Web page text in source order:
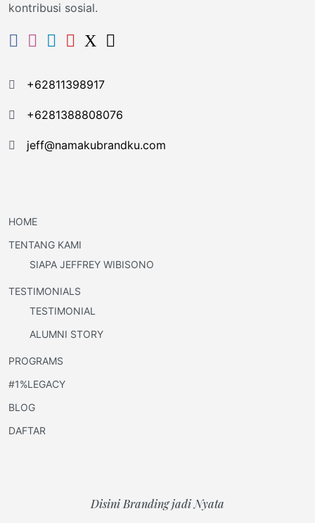
kontribusi sosial.
+62811398917
+6281388808076
jeff@namakubrandku.com
HOME
TENTANG KAMI
SIAPA JEFFREY WIBISONO
TESTIMONIALS
TESTIMONIAL
ALUMNI STORY
PROGRAMS
#1%LEGACY
BLOG
DAFTAR
Disini Branding jadi Nyata